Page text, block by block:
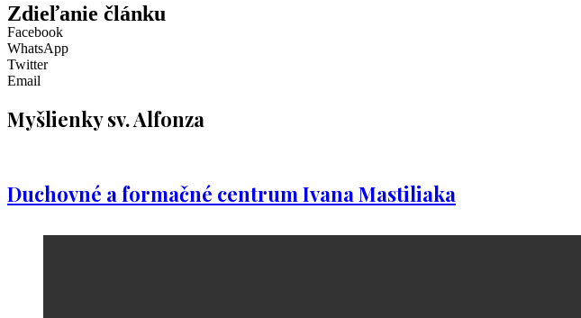
Zdieľanie článku
Facebook
WhatsApp
Twitter
Email
Myšlienky sv. Alfonza
Duchovné a formačné centrum Ivana Mastiliaka